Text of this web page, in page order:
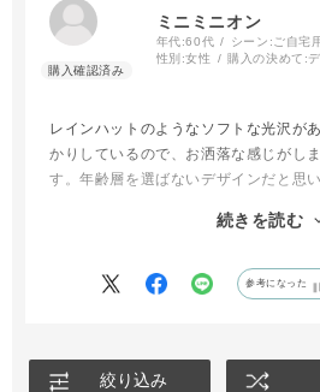
ミニミニオン
年代:60代 シーン: ご自宅
性別:女性 購入の決めて:
レインハットのようなソフトな光沢が
かりしているので、お洒落な感じがし
す。年齢層を選ばないデザインだと思
で安心感がありました。ただ、フェイ
ていると思い込みました。追加でフェ
ヤモヤしましたがフェイスガード、ネ
ら注文したいと思います。
続きを読む
参考になった
絞り込み